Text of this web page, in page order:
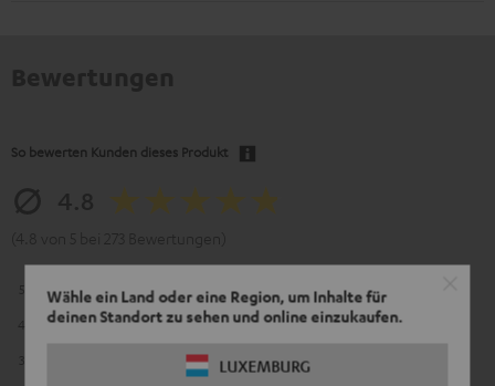
Wähle ein Land oder eine Region, um Inhalte für
deinen Standort zu sehen und online einzukaufen.
LUXEMBURG
So bewerten Kunden dieses Produkt
227
39
6